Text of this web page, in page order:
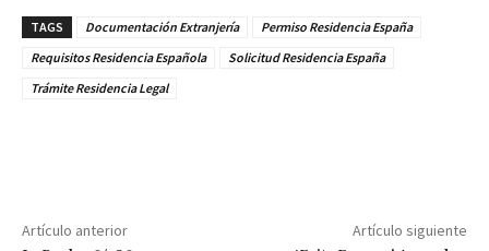
TAGS Documentación Extranjería
Permiso Residencia España
Requisitos Residencia Española
Solicitud Residencia España
Trámite Residencia Legal
Artículo anterior Artículo siguiente